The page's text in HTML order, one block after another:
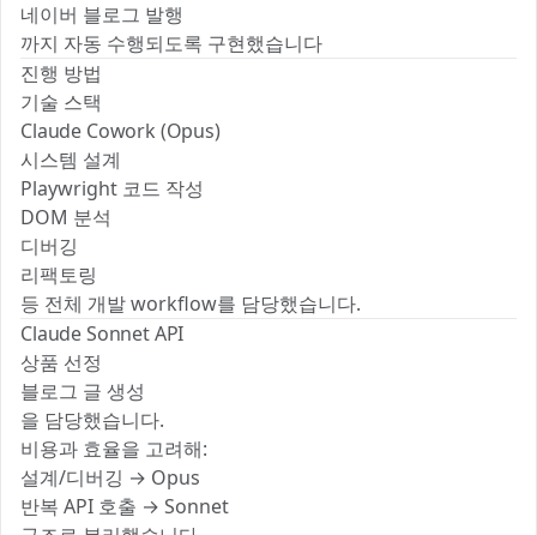
네이버 블로그 발행
까지 자동 수행되도록 구현했습니다 🚀
진행 방법
기술 스택
Claude Cowork (Opus)
시스템 설계
Playwright 코드 작성
DOM 분석
디버깅
리팩토링
등 전체 개발 workflow를 담당했습니다.
Claude Sonnet API
상품 선정
블로그 글 생성
을 담당했습니다.
비용과 효율을 고려해:
설계/디버깅 → Opus
반복 API 호출 → Sonnet